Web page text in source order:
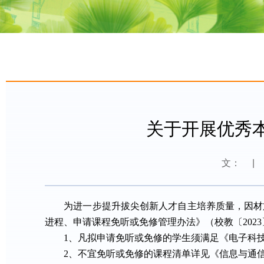
关于开展优秀
文：
为进一步提升拔尖创新人才自主培养质量，因
进程、申请课程免听或免修管理办法》（校教〔
1、
凡拟申请免听或免修的学生须满足《电子科
2、不宜免听或免修的课程清单详见《信息与通